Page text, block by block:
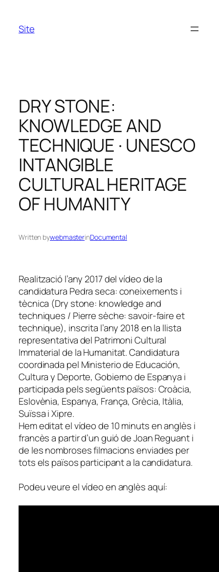
content
Site
DRY STONE:
KNOWLEDGE AND
TECHNIQUE · UNESCO
INTANGIBLE
CULTURAL HERITAGE
OF HUMANITY
Written bywebmasterinDocumental
Realització l’any 2017 del vídeo de la
candidatura Pedra seca: coneixements i
tècnica (Dry stone: knowledge and
techniques / Pierre sèche: savoir-faire et
technique), inscrita l’any 2018 en la llista
representativa del Patrimoni Cultural
Immaterial de la Humanitat. Candidatura
coordinada pel Ministerio de Educación,
Cultura y Deporte, Gobierno de Espanya i
participada pels següents països: Croàcia,
Eslovènia, Espanya, França, Grècia, Itàlia,
Suïssa i Xipre.
Hem editat el vídeo de 10 minuts en anglès i
francès a partir d’un guió de Joan Reguant i
de les nombroses filmacions enviades per
tots els països participant a la candidatura.
Podeu veure el vídeo en anglès aquí: